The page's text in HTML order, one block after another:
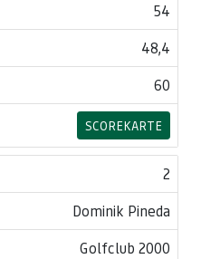
54
48,4
60
SCOREKARTE
2
Dominik Pineda
Golfclub 2000